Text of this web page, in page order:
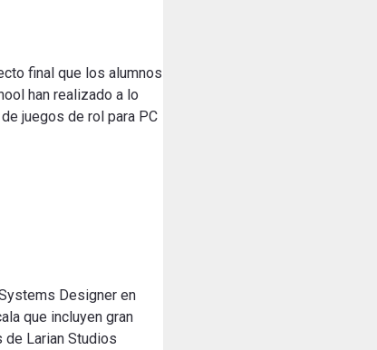
final que los alumnos
han realizado a lo
juegos de rol para PC
Designer en
que incluyen gran
Larian Studios